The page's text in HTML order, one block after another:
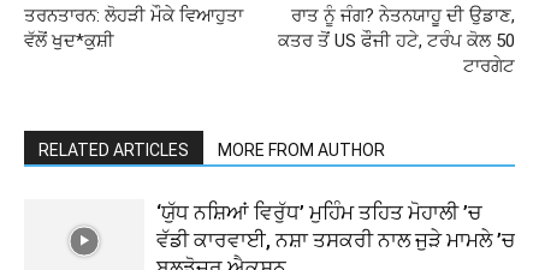
ਤਰਨਤਾਰਨ: ਲੋਹੜੀ ਮੌਕੇ ਵਿਆਹੁਤਾ
ਵੱਲੋਂ ਖੁਦ*ਕੁਸ਼ੀ
ਰਾਤ ਨੂੰ ਜੰਗ? ਨੇਤਨਯਾਹੂ ਦੀ ਉਡਾਣ,
ਕਤਰ ਤੋਂ US ਫੌਜੀ ਹਟੇ, ਟਰੰਪ ਕੋਲ 50
ਟਾਰਗੇਟ
RELATED ARTICLES MORE FROM AUTHOR
‘ਯੁੱਧ ਨਸ਼ਿਆਂ ਵਿਰੁੱਧ’ ਮੁਹਿੰਮ ਤਹਿਤ ਮੋਹਾਲੀ ’ਚ
ਵੱਡੀ ਕਾਰਵਾਈ, ਨਸ਼ਾ ਤਸਕਰੀ ਨਾਲ ਜੁੜੇ ਮਾਮਲੇ ’ਚ